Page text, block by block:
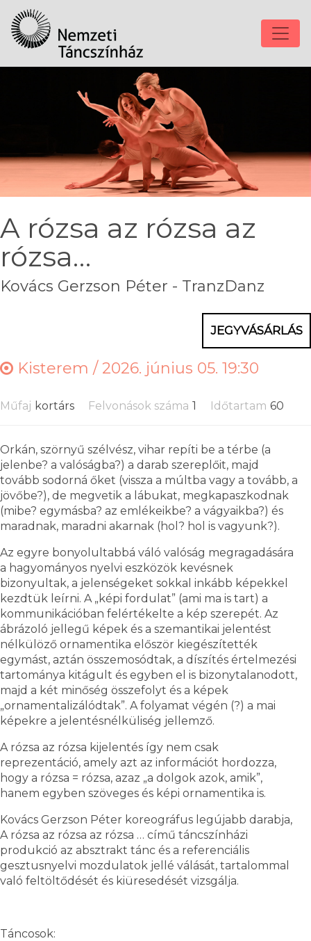
A rózsa az rózsa az
rózsa…
Kovács Gerzson Péter - TranzDanz
JEGYVÁSÁRLÁS
Kisterem /2026. június 05. 19:30
Műfaj kortárs Felvonások száma 1 Időtartam 60
Orkán, szörnyű szélvész, vihar repíti be a térbe (a
jelenbe? a valóságba?) a darab szereplőit, majd
tovább sodorná őket (vissza a múltba vagy a tovább, a
jövőbe?), de megvetik a lábukat, megkapaszkodnak
(mibe? egymásba? az emlékeikbe? a vágyaikba?) és
maradnak, maradni akarnak (hol? hol is vagyunk?).
Az egyre bonyolultabbá váló valóság megragadására
a hagyományos nyelvi eszközök kevésnek
bizonyultak, a jelenségeket sokkal inkább képekkel
kezdtük leírni. A „képi fordulat” (ami ma is tart) a
kommunikációban felértékelte a kép szerepét. Az
ábrázoló jellegű képek és a szemantikai jelentést
nélkülöző ornamentika először kiegészítették
egymást, aztán összemosódtak, a díszítés értelmezési
tartománya kitágult és egyben el is bizonytalanodott,
majd a két minőség összefolyt és a képek
„ornamentalizálódtak”. A folyamat végén (?) a mai
képekre a jelentésnélküliség jellemző.
A rózsa az rózsa kijelentés így nem csak
reprezentáció, amely azt az információt hordozza,
hogy a rózsa = rózsa, azaz „a dolgok azok, amik”,
hanem egyben szöveges és képi ornamentika is.
Kovács Gerzson Péter koreográfus legújabb darabja,
A rózsa az rózsa az rózsa … című táncszínházi
produkció az absztrakt tánc és a referenciális
gesztusnyelvi mozdulatok jellé válását, tartalommal
való feltöltődését és kiüresedését vizsgálja.
Táncosok: